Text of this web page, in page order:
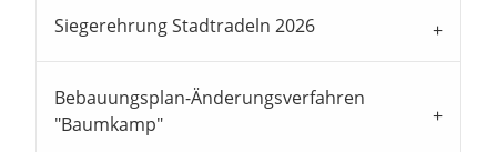
Siegerehrung Stadtradeln 2026
Bebauungsplan-Änderungsverfahren
"Baumkamp"